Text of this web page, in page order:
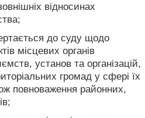
відносинах
до суду щодо
місцевих органів
установ та організацій,
громад у сфері їх
повноваження районних,